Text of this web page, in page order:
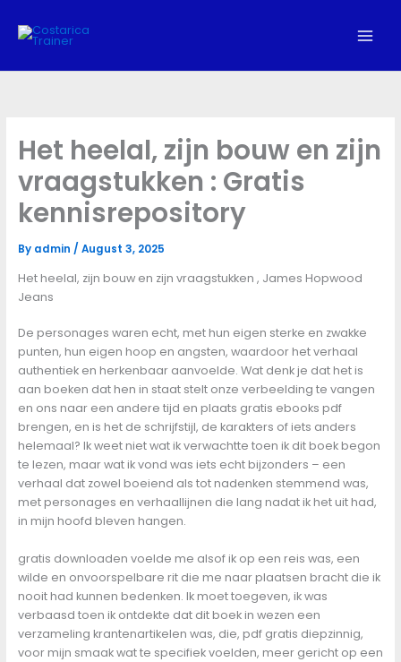
content
Het heelal, zijn bouw en zijn
vraagstukken : Gratis
kennisrepository
By admin / August 3, 2025
Het heelal, zijn bouw en zijn vraagstukken , James Hopwood
Jeans
De personages waren echt, met hun eigen sterke en zwakke
punten, hun eigen hoop en angsten, waardoor het verhaal
authentiek en herkenbaar aanvoelde. Wat denk je dat het is
aan boeken dat hen in staat stelt onze verbeelding te vangen
en ons naar een andere tijd en plaats gratis ebooks pdf
brengen, en is het de schrijfstijl, de karakters of iets anders
helemaal? Ik weet niet wat ik verwachtte toen ik dit boek begon
te lezen, maar wat ik vond was iets echt bijzonders – een
verhaal dat zowel boeiend als tot nadenken stemmend was,
met personages en verhaallijnen die lang nadat ik het uit had,
in mijn hoofd bleven hangen.
gratis downloaden voelde me alsof ik op een reis was, een
wilde en onvoorspelbare rit die me naar plaatsen bracht die ik
nooit had kunnen bedenken. Ik moet toegeven, ik was
verbaasd toen ik ontdekte dat dit boek in wezen een
verzameling krantenartikelen was, die, pdf gratis diepzinnig,
voor mijn smaak wat te specifiek voelden, meer gericht op een